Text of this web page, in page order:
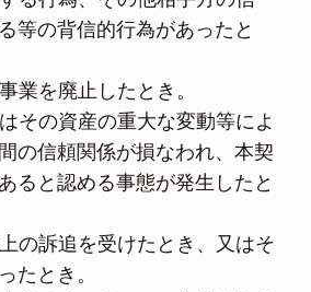
等の背信的行為があったと
業を廃止したとき。
その資産の重大な変動等によ
の信頼関係が損なわれ、本契
ると認める事態が発生したと
の訴追を受けたとき、又はそ
たとき。